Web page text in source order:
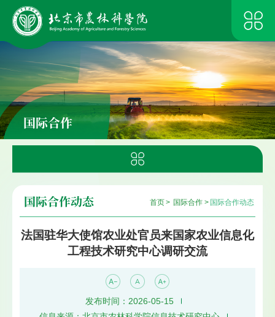
国际合作
首页> 国际合作 > 国际合作动态
国际合作动态
法国驻华大使馆农业处官员来国家农业信息化
工程技术研究中心调研交流
发布时间：2026-05-15